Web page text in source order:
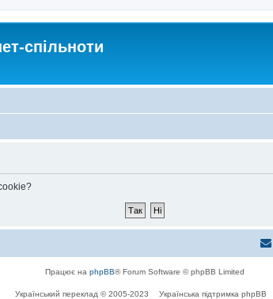
спільноти
Працює на phpBB® Forum Software © phpBB Limited
Український переклад © 2005-2023 Українська підтримка phpBB